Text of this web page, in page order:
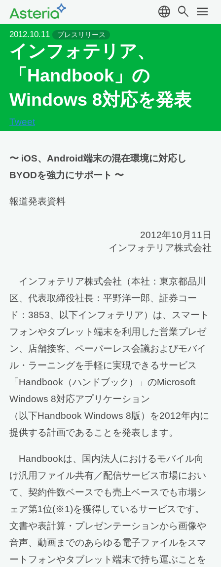
language search menu
2012.10.11 プレスリリース
インフォテリア、
「Handbook」の
Windows 8対応を発表
Tweet
〜 iOS、Android端末の混在環境に対応し
BYODを強力にサポート 〜
報道発表資料
2012年10月11日
インフォテリア株式会社
インフォテリア株式会社（本社：東京都品川
区、代表取締役社長：平野洋一郎、証券コー
ド：3853、以下インフォテリア）は、スマート
フォンやタブレット端末を利用した営業プレゼ
ン、店舗接客、ペーパーレス会議およびモバイ
ル・ラーニングを手軽に実現できるサービス
「Handbook（ハンドブック）」のMicrosoft
Windows 8対応アプリケーション
（以下Handbook Windows 8版）を2012年内に
提供する計画であることを発表します。
Handbookは、国内法人におけるモバイル向
け汎用ファイル共有／配信サービス市場におい
て、契約件数ベースでも売上ベースでも市場シ
ェア第1位(※1)を獲得しているサービスです。
文書や表計算・プレゼンテーションから画像や
音声、動画までのあらゆる電子ファイルをスマ
ートフォンやタブレット端末で持ち運ぶことを